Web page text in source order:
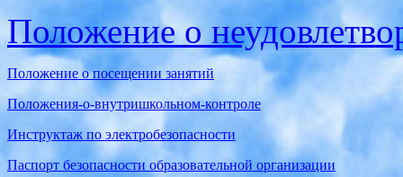
Положение о
Положение о посещении занятий
Положения-о-внутришкольном-контроле
Инструктаж по электробезопасности
Паспорт безопасности образовательной организации